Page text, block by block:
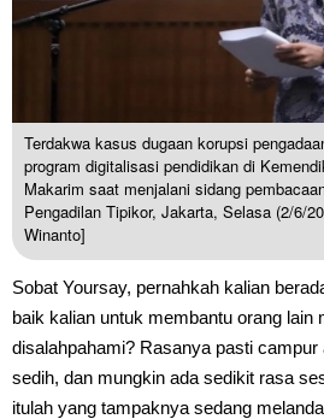
Terdakwa kasus dugaan korupsi
program digitalisasi pendidikan di
Makarim saat menjalani sidang
Pengadilan Tipikor, Jakarta, Selasa (2/6/
Winanto]
Sobat Yoursay, pernahkah kalian
baik kalian untuk membantu orang lain
disalahpahami? Rasanya pasti
sedih, dan mungkin ada sedikit rasa
itulah yang tampaknya sedang